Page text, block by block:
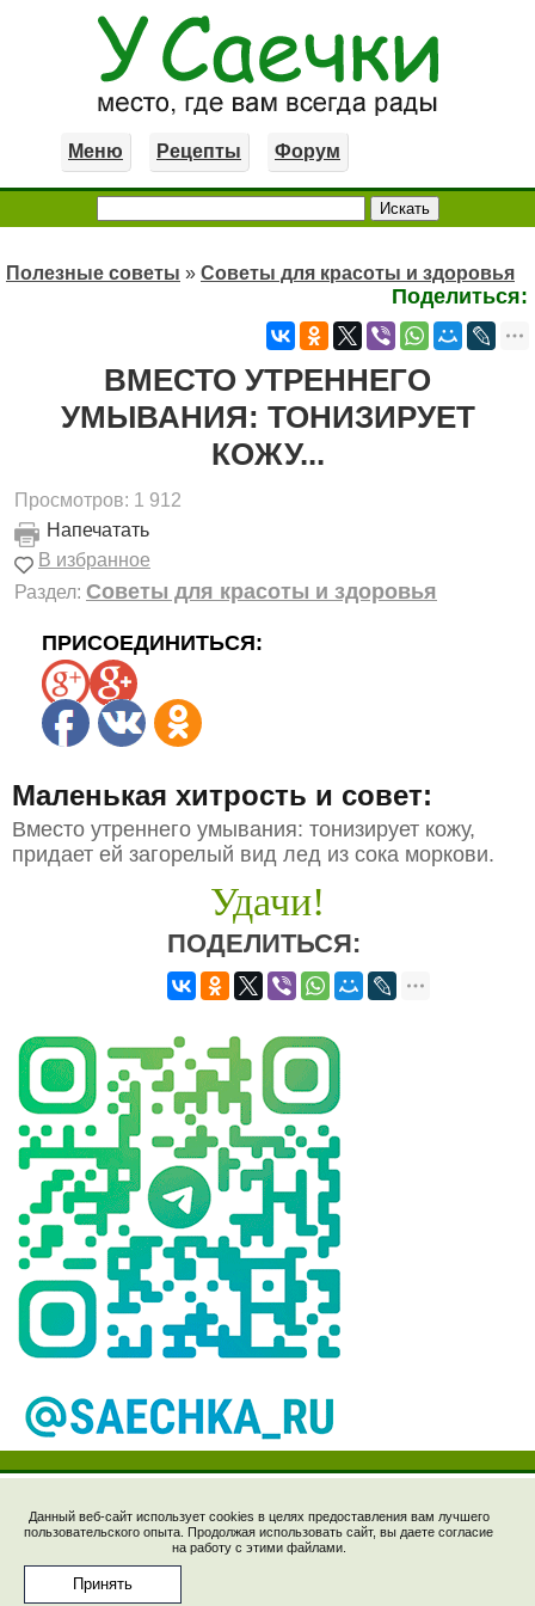
Данный веб-сайт использует cookies в целях предоставления вам лучшего
пользовательского опыта. Продолжая использовать сайт, вы даете согласие
на работу с этими файлами.
Принять
Меню Рецепты Форум
Полезные советы » Советы для красоты и здоровья
Поделиться:
ВМЕСТО УТРЕННЕГО
УМЫВАНИЯ: ТОНИЗИРУЕТ
КОЖУ...
Просмотров: 1 912
Напечатать
В избранное
Раздел: Советы для красоты и здоровья
ПРИСОЕДИНИТЬСЯ:
Маленькая хитрость и совет:
Вместо утреннего умывания: тонизирует кожу,
придает ей загорелый вид лед из сока моркови.
Удачи!
ПОДЕЛИТЬСЯ:
Рецепты © 2006-2023, "Saechka.Ru". E-mail:
saechka@saechka.ru
Перепечатка материалов запрещена без ссылки на